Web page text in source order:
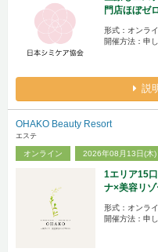
門店ほぼゼ
形式：オンラ
開催方法：申
説
OHAKO Beauty Resort
エステ
オンライン 2026年08月13日(木)
1エリア15
ナ×美容リ
形式：オンラ
開催方法：申